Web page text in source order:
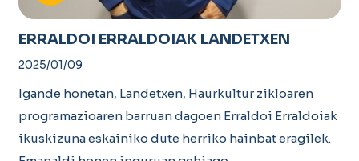
ERRALDOI ERRALDOIAK LANDETXEN
2025/01/09
Igande honetan, Landetxen, Haurkultur zikloaren
programazioaren barruan dagoen Erraldoi Erraldoiak
ikuskizuna eskainiko dute herriko hainbat eragilek.